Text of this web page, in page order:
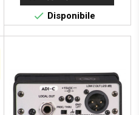
 Disponibile